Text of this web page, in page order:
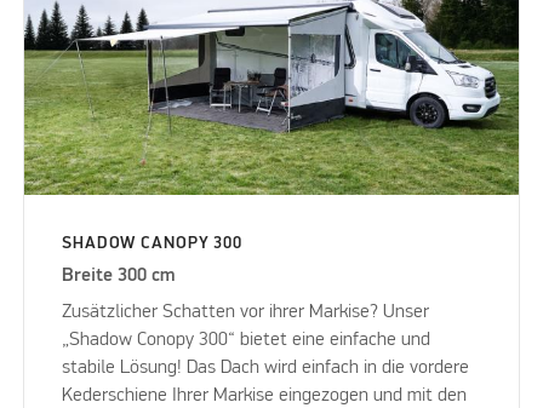
SHADOW CANOPY 300
Breite 300 cm
Zusätzlicher Schatten vor ihrer Markise? Unser
„Shadow Conopy 300“ bietet eine einfache und
stabile Lösung! Das Dach wird einfach in die vordere
Kederschiene Ihrer Markise eingezogen und mit den